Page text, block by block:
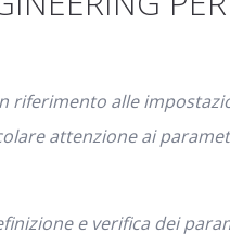
riferimento alle
attenzione ai
e verifica dei